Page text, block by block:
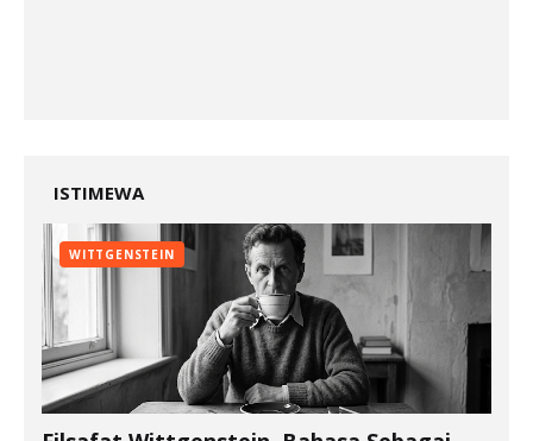
ISTIMEWA
WITTGENSTEIN